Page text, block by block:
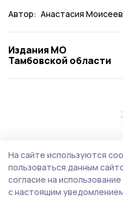
Автор: Анастасия
Издания МО
Тамбовской области
На сайте используются
пользоваться данным
согласие на
с настоящим